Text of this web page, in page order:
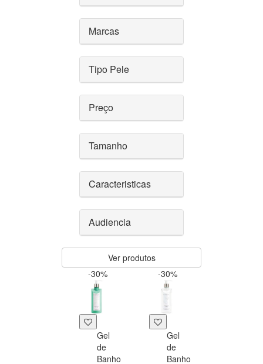
Marcas
Tipo Pele
Preço
Tamanho
Caracteristicas
Audiencia
Ver produtos
-30%
Gel
de
Banho
-30%
Gel
de
Banho